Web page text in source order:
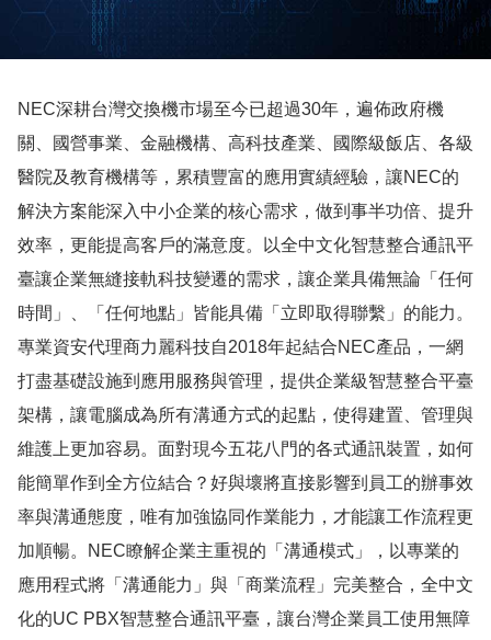
NEC深耕台灣交換機市場至今已超過30年，遍佈政府機
關、國營事業、金融機構、高科技產業、國際級飯店、各級
醫院及教育機構等，累積豐富的應用實績經驗，讓NEC的
解決方案能深入中小企業的核心需求，做到事半功倍、提升
效率，更能提高客戶的滿意度。以全中文化智慧整合通訊平
臺讓企業無縫接軌科技變遷的需求，讓企業具備無論「任何
時間」、「任何地點」皆能具備「立即取得聯繫」的能力。
專業資安代理商力麗科技自2018年起結合NEC產品，一網
打盡基礎設施到應用服務與管理，提供企業級智慧整合平臺
架構，讓電腦成為所有溝通方式的起點，使得建置、管理與
維護上更加容易。面對現今五花八門的各式通訊裝置，如何
能簡單作到全方位結合？好與壞將直接影響到員工的辦事效
率與溝通態度，唯有加強協同作業能力，才能讓工作流程更
加順暢。NEC瞭解企業主重視的「溝通模式」，以專業的
應用程式將「溝通能力」與「商業流程」完美整合，全中文
化的UC PBX智慧整合通訊平臺，讓台灣企業員工使用無障